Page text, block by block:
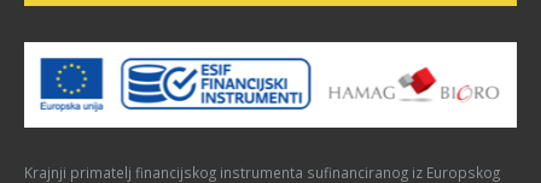
Krajnji primatelj financijskog instrumenta sufinanciranog iz Europskog